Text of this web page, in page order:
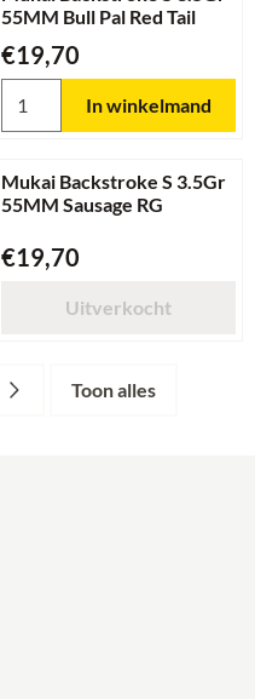
55MM Bull Pal Red Tail
Prijs: 19,70
€19,70
In winkelmand
Mukai Backstroke S 3.5Gr
55MM Sausage RG
Prijs: 19,70
€19,70
Uitverkocht
Toon alles